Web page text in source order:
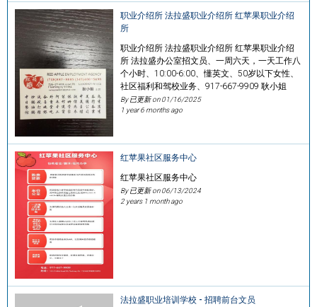
职业介绍所 法拉盛职业介绍所 红苹果职业介绍
所
职业介绍所 法拉盛职业介绍所 红苹果职业介绍
所 法拉盛办公室招文员、一周六天，一天工作八
个小时、10:00-6:00、懂英文、50岁以下女性、
社区福利和驾校业务、917-667-9909 耿小姐
By 已更新 on01/16/2025
1 year 6 months ago
红苹果社区服务中心
红苹果社区服务中心
By 已更新 on06/13/2024
2 years 1 month ago
法拉盛职业培训学校 - 招聘前台文员